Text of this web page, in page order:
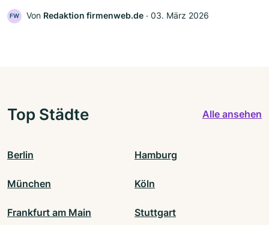
FW Von Redaktion firmenweb.de ‧ 03. März 2026
Top Städte Alle ansehen
Berlin Hamburg
München Köln
Frankfurt am Main Stuttgart